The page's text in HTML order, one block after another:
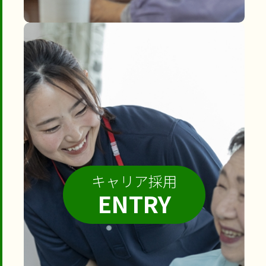
キャリア採用
ENTRY